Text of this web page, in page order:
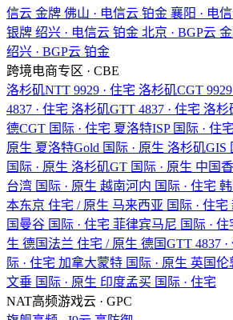
信云 金牌 佛山 · 电信云 铂金 襄阳 · 电
银牌 绍兴 · 电信云 铂金 北京 · BGP云
绍兴 · BGP云 铂金
跨境电商专区 · CBE
洛杉矶NTT 9929 · 住宅 洛杉矶CGT
4837 · 住宅 洛杉矶GTT 4837 · 住宅 洛杉
德CGT 国际 · 住宅 夏洛特ISP 国际 · 住宅
原生 夏洛特Gold 国际 · 原生 洛杉矶GIS
国际 · 原生 洛杉矶GT 国际 · 原生 中国
台湾 国际 · 原生 越南河内 国际 · 住宅
本东京 住宅 / 原生 马来西亚 国际 · 住宅
国曼谷 国际 · 住宅 菲律宾马尼 国际 · 住
生 德国法兰 住宅 / 原生 德国GTT 4837 ·
际 · 住宅 加拿大蒙特 国际 · 原生 英国伦
文垂 国际 · 原生 印度孟买 国际 · 住宅
NAT高频游戏云 · GPC